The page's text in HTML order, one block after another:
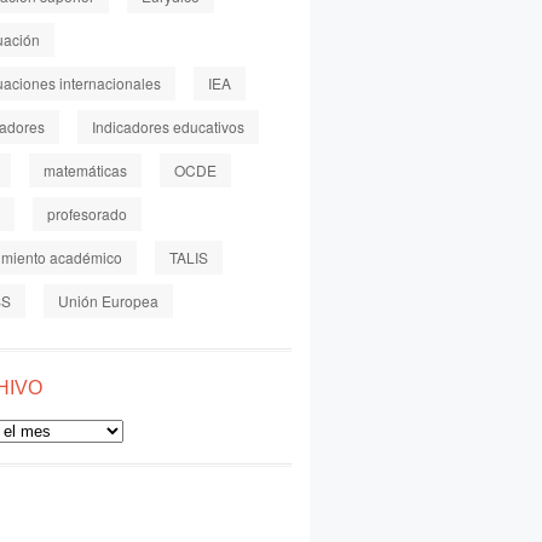
internacionales IEA
Indicadores educativos
matemáticas OCDE
profesorado
académico TALIS
Unión Europea